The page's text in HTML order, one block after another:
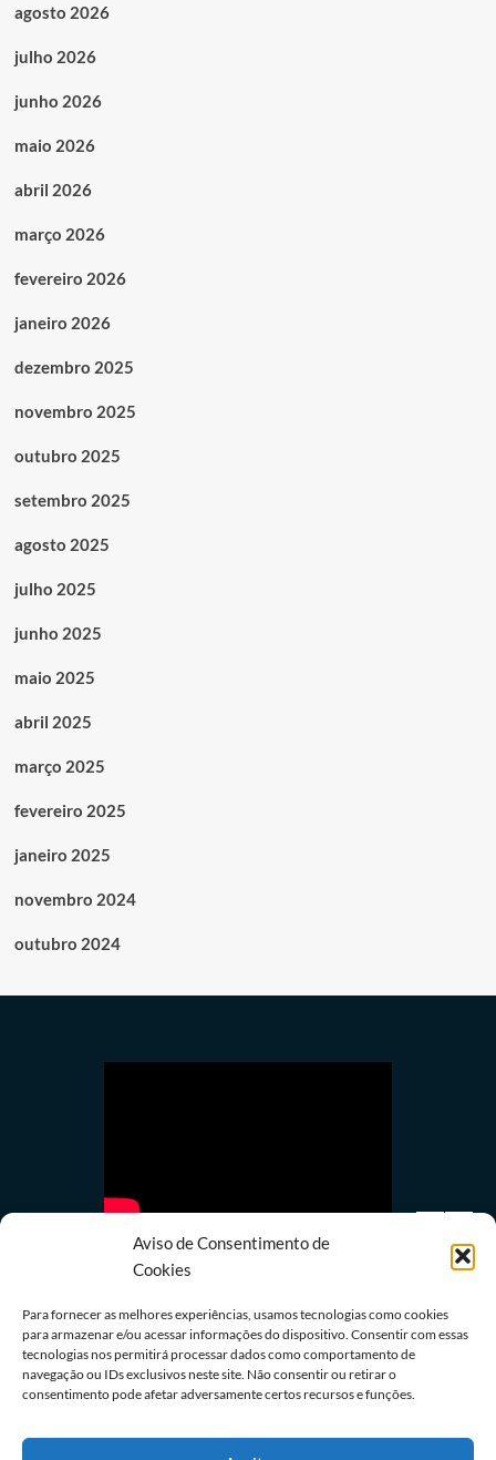
Aviso de Consentimento de
Cookies
Para fornecer as melhores experiências, usamos tecnologias como cookies
para armazenar e/ou acessar informações do dispositivo. Consentir com essas
tecnologias nos permitirá processar dados como comportamento de
navegação ou IDs exclusivos neste site. Não consentir ou retirar o
consentimento pode afetar adversamente certos recursos e funções.
agosto 2026
julho 2026
junho 2026
maio 2026
abril 2026
março 2026
fevereiro 2026
janeiro 2026
dezembro 2025
novembro 2025
outubro 2025
setembro 2025
agosto 2025
julho 2025
junho 2025
maio 2025
abril 2025
março 2025
fevereiro 2025
janeiro 2025
novembro 2024
outubro 2024
Política
Lula quer mostrar a Trump números de queda do
desmatamento na Amazônia
Redação 08/08/2026